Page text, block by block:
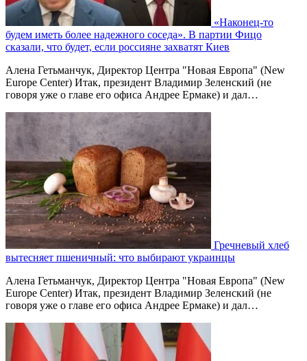
«Наконец-то
будем иметь более надежного соседа». В партии Фицо
сказали, что будет, если россияне захватят Киев
Алена Гетьманчук, Директор Центра "Новая Европа" (New
Europe Center) Итак, президент Владимир Зеленский (не
говоря уже о главе его офиса Андрее Ермаке) и дал…
Гречневый хлеб
вытесняет пшеничный: что выбирают украинцы
Алена Гетьманчук, Директор Центра "Новая Европа" (New
Europe Center) Итак, президент Владимир Зеленский (не
говоря уже о главе его офиса Андрее Ермаке) и дал…